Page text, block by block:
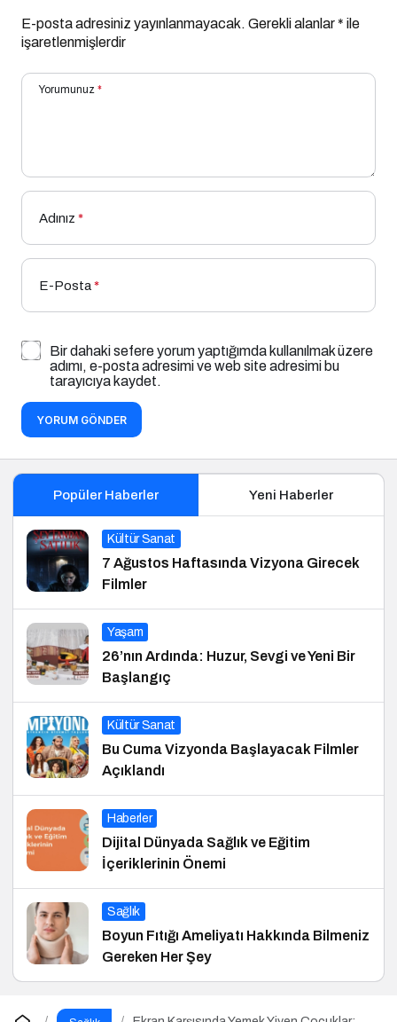
E-posta adresiniz yayınlanmayacak. Gerekli alanlar* ile
işaretlenmişlerdir
Yorumunuz *
Adınız *
E-Posta*
Bir dahaki sefere yorum yaptığımda kullanılmak üzere
adımı, e-posta adresimi ve web site adresimi bu
tarayıcıya kaydet.
YORUM GÖNDER
Popüler Haberler Yeni Haberler
Kültür Sanat
7 Ağustos Haftasında Vizyona Girecek
Filmler
Yaşam
26’nın Ardında: Huzur, Sevgi ve Yeni Bir
Başlangıç
Kültür Sanat
Bu Cuma Vizyonda Başlayacak Filmler
Açıklandı
Haberler
Dijital Dünyada Sağlık ve Eğitim
İçeriklerinin Önemi
Sağlık
Boyun Fıtığı Ameliyatı Hakkında Bilmeniz
Gereken Her Şey